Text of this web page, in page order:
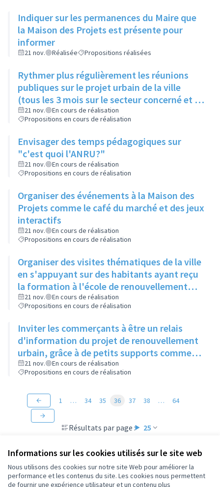
Informations sur les cookies utilisés sur le site web
Nous utilisons des cookies sur notre site Web pour améliorer la
performance et les contenus du site. Les cookies nous permettent
de fournir une expérience utilisateur et un contenu plus
Indiquer sur les permanences du Maire que
la Maison des Projets est présente pour
informer
21 nov. Réalisée Propositions réalisées
Rythmer plus régulièrement les réunions
publiques sur le projet urbain de la ville
(tous les 3 mois sur le secteur concerné et 2
fois par an pour la ville)
21 nov.
En cours de réalisation
Propositions en cours de réalisation
Envisager des temps pédagogiques sur
"c'est quoi l'ANRU?"
21 nov.
En cours de réalisation
Propositions en cours de réalisation
Organiser des événements à la Maison des
Projets comme le café du marché et des jeux
interactifs
21 nov.
En cours de réalisation
Propositions en cours de réalisation
Organiser des visites thématiques de la ville
en s'appuyant sur des habitants ayant reçu
la formation à l'école de renouvellement
urbain
21 nov.
En cours de réalisation
Propositions en cours de réalisation
Inviter les commerçants à être un relais
d'information du projet de renouvellement
urbain, grâce à de petits supports comme
ceux des agences immobilières
21 nov.
En cours de réalisation
Propositions en cours de réalisation
Résultats par page : 25
1 … 34 35 36 37 38 … 64
Conditions d'utilisation